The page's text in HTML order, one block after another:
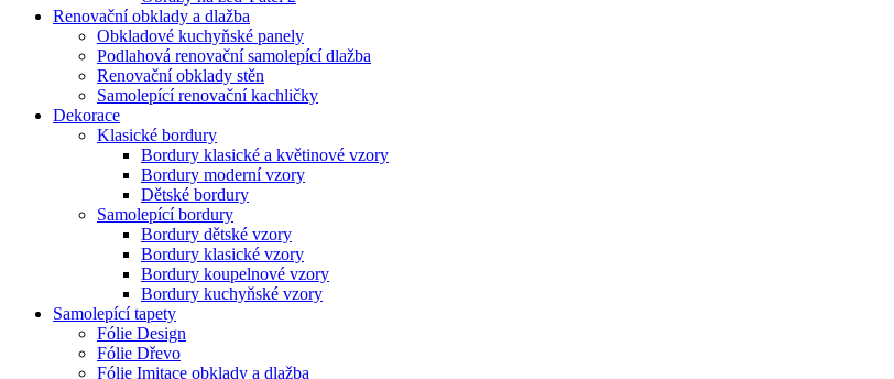
Renovační obklady a dlažba
Obkladové kuchyňské panely
Podlahová renovační samolepící dlažba
Renovační obklady stěn
Samolepící renovační kachličky
Dekorace
Klasické bordury
Bordury klasické a květinové vzory
Bordury moderní vzory
Dětské bordury
Samolepící bordury
Bordury dětské vzory
Bordury klasické vzory
Bordury koupelnové vzory
Bordury kuchyňské vzory
Samolepící tapety
Fólie Design
Fólie Dřevo
Fólie Imitace obklady a dlažba